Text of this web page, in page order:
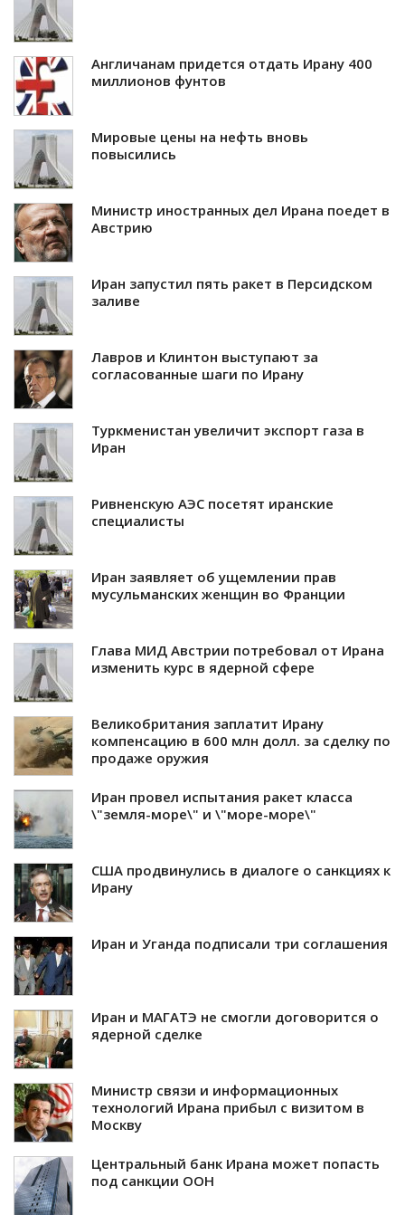
Англичанам придется отдать Ирану 400
миллионов фунтов
Мировые цены на нефть вновь
повысились
Министр иностранных дел Ирана поедет в
Австрию
Иран запустил пять ракет в Персидском
заливе
Лавров и Клинтон выступают за
согласованные шаги по Ирану
Туркменистан увеличит экспорт газа в
Иран
Ривненскую АЭС посетят иранские
специалисты
Иран заявляет об ущемлении прав
мусульманских женщин во Франции
Глава МИД Австрии потребовал от Ирана
изменить курс в ядерной сфере
Великобритания заплатит Ирану
компенсацию в 600 млн долл. за сделку по
продаже оружия
Иран провел испытания ракет класса
\"земля-море\" и \"море-море\"
США продвинулись в диалоге о санкциях к
Ирану
Иран и Уганда подписали три соглашения
Иран и МАГАТЭ не смогли договорится о
ядерной сделке
Министр связи и информационных
технологий Ирана прибыл с визитом в
Москву
Центральный банк Ирана может попасть
под санкции ООН